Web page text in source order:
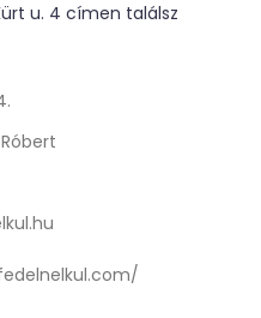
u. 4 címen találsz